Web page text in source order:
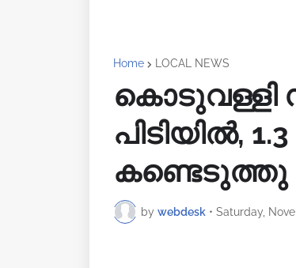
Home LOCAL NEWS
കൊടുവള്ളി
പിടിയിൽ,
കണ്ടെടുത്തു
by webdesk • Saturday,